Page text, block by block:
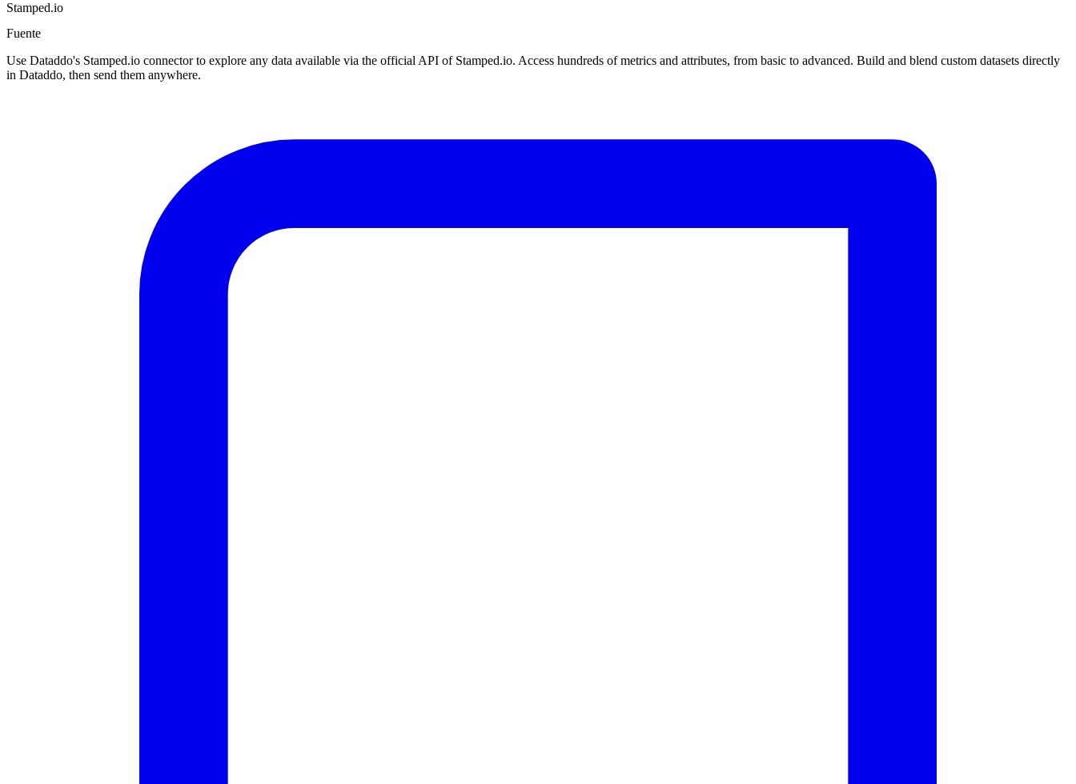
Stamped.io
Fuente
Use Dataddo's Stamped.io connector to explore any data available via the official API of Stamped.io. Access hundreds of metrics and attributes, from basic to advanced. Build and blend custom datasets directly
in Dataddo, then send them anywhere.